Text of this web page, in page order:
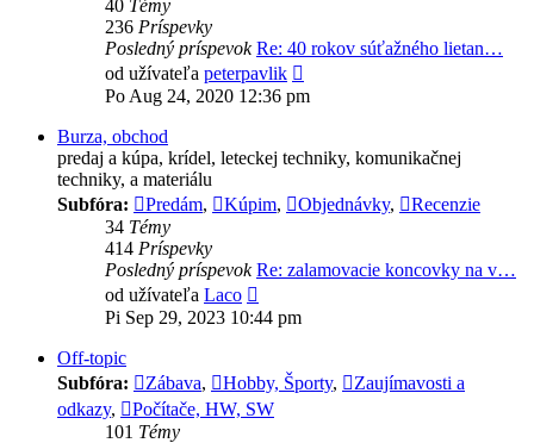
40 Témy
236 Príspevky
Posledný príspevok Re: 40 rokov súťažného lietan…
od užívateľa peterpavlik
posledný
Po Aug 24, 2020 12:36 pm
Burza, obchod
predaj a kúpa, krí­del, leteckej techniky, komunikačnej
techniky, a materiálu
Subfóra:
Predám, Kúpim, Objednávky,
Recenzie
34 Témy
414 Príspevky
Posledný príspevok Re: zalamovacie koncovky na v…
od užívateľa Laco
posledný
príspevok
Pi Sep 29, 2023 10:44 pm
Off-topic
Subfóra:
Zábava, Hobby, Športy,
Zaujímavosti a
odkazy,
Počítače, HW, SW
101 Témy